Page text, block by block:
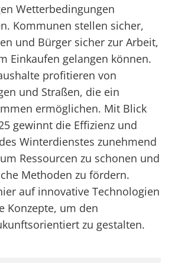
Wetterbedingungen
Kommunen stellen sicher,
und Bürger sicher zur Arbeit,
Einkaufen gelangen können.
profitieren von
und Straßen, die ein
ermöglichen. Mit Blick
gewinnt die Effizienz und
Winterdienstes zunehmend
Ressourcen zu schonen und
Methoden zu fördern.
auf innovative Technologien
Konzepte, um den
zu gestalten.